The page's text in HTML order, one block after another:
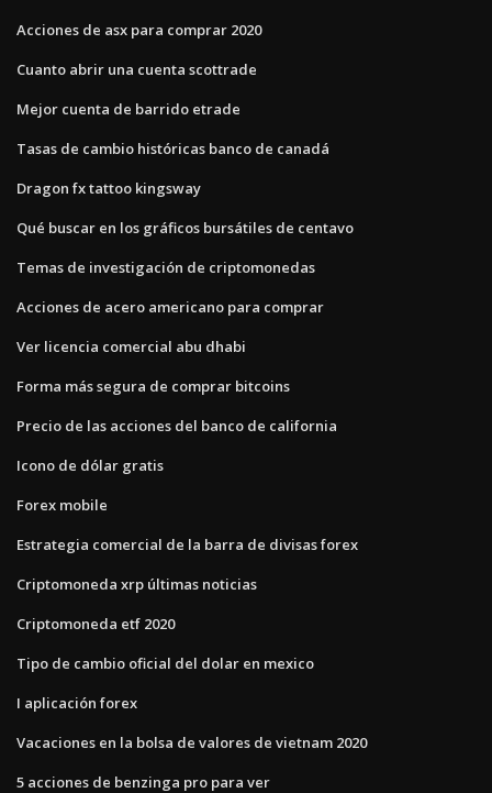
Acciones de asx para comprar 2020
Cuanto abrir una cuenta scottrade
Mejor cuenta de barrido etrade
Tasas de cambio históricas banco de canadá
Dragon fx tattoo kingsway
Qué buscar en los gráficos bursátiles de centavo
Temas de investigación de criptomonedas
Acciones de acero americano para comprar
Ver licencia comercial abu dhabi
Forma más segura de comprar bitcoins
Precio de las acciones del banco de california
Icono de dólar gratis
Forex mobile
Estrategia comercial de la barra de divisas forex
Criptomoneda xrp últimas noticias
Criptomoneda etf 2020
Tipo de cambio oficial del dolar en mexico
I aplicación forex
Vacaciones en la bolsa de valores de vietnam 2020
5 acciones de benzinga pro para ver